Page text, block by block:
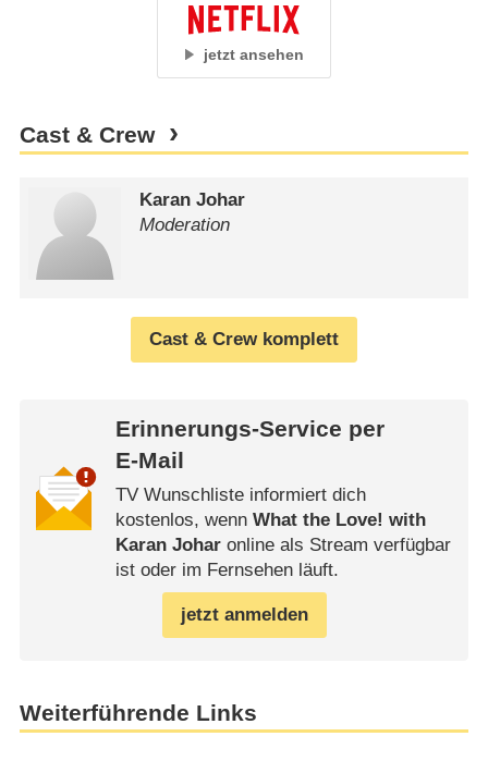
jetzt ansehen
Cast & Crew
Karan Johar
Moderation
Cast & Crew komplett
Erinnerungs-Service per
E-Mail
TV Wunschliste informiert dich
kostenlos, wenn What the Love! with
Karan Joharonline als Stream verfügbar
ist oder im Fernsehen läuft.
jetzt anmelden
Weiterführende Links